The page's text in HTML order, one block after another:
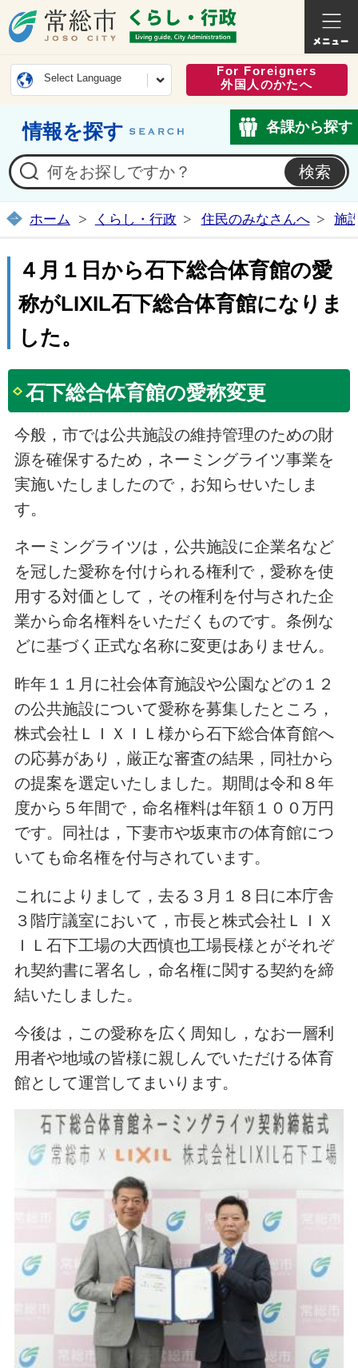
常総市公式ホームページ
くらし
Select Language
For Foreigners
外国人のかたへ
情報を探す 各課から探す
ホーム くらし・行政 住民のみなさんへ 施
４月１日から石下総合体育館の愛
称がLIXIL石下総合体育館になりま
した。
石下総合体育館の愛称変更
今般，市では公共施設の維持管理のための財
源を確保するため，ネーミングライツ事業を
実施いたしましたので，お知らせいたしま
す。
ネーミングライツは，公共施設に企業名など
を冠した愛称を付けられる権利で，愛称を使
用する対価として，その権利を付与された企
業から命名権料をいただくものです。条例な
どに基づく正式な名称に変更はありません。
昨年１１月に社会体育施設や公園などの１２
の公共施設について愛称を募集したところ，
株式会社ＬＩＸＩＬ様から石下総合体育館へ
の応募があり，厳正な審査の結果，同社から
の提案を選定いたしました。期間は令和８年
度から５年間で，命名権料は年額１００万円
です。同社は，下妻市や坂東市の体育館につ
いても命名権を付与されています。
これによりまして，去る３月１８日に本庁舎
３階庁議室において，市長と株式会社ＬＩＸ
ＩＬ石下工場の大西慎也工場長様とがそれぞ
れ契約書に署名し，命名権に関する契約を締
結いたしました。
今後は，この愛称を広く周知し，なお一層利
用者や地域の皆様に親しんでいただける体育
館として運営してまいります。